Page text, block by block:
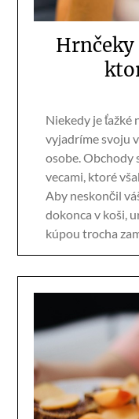
Niekedy je ťažké
vyjadríme svoju
osobe. Obchody
vecami, ktoré
Aby neskončil
dokonca v koši,
kúpou trocha